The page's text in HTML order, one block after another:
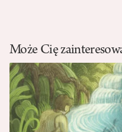
Może Cię